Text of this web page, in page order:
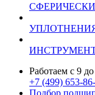
Работаем с 9
+7 (499) 653-
Подбор